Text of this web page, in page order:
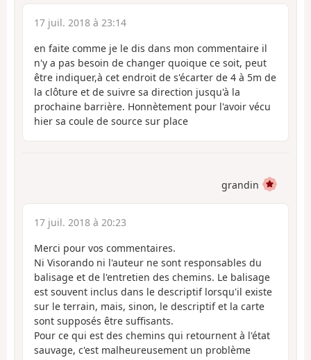
17 juil. 2018 à 23:14
en faite comme je le dis dans mon commentaire il
n'y a pas besoin de changer quoique ce soit, peut
être indiquer,à cet endroit de s'écarter de 4 à 5m de
la clôture et de suivre sa direction jusqu'à la
prochaine barrière. Honnètement pour l'avoir vécu
hier sa coule de source sur place
grandin
17 juil. 2018 à 20:23
Merci pour vos commentaires.
Ni Visorando ni l'auteur ne sont responsables du
balisage et de l'entretien des chemins. Le balisage
est souvent inclus dans le descriptif lorsqu'il existe
sur le terrain, mais, sinon, le descriptif et la carte
sont supposés être suffisants.
Pour ce qui est des chemins qui retournent à l'état
sauvage, c'est malheureusement un problème